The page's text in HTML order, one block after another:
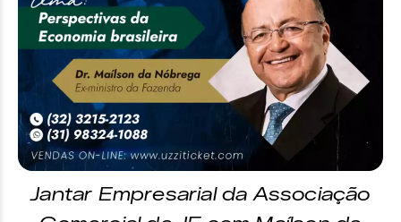
Jantar Empresarial da Associação